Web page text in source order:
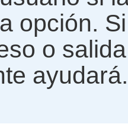
opción.
o
ayudará.